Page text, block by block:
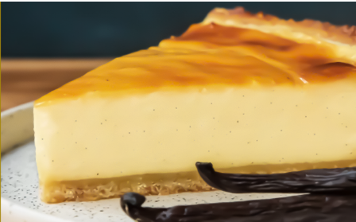
Caractéristiques des Gousses de Vanille:
Issues de l’agriculture biologique
Qualité non fendues
Humidité comprise entre 32 et 38%.
Taux de vanilline : > 1,5%
Espèce botanique : Vanilla Planifolia
Provenance :
région de Papantla au Mexique
Calibre : 16+ cm
Conditionnement : Sachet sous vide de 125 g